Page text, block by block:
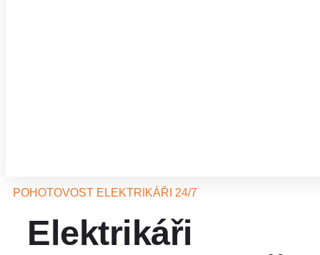
POHOTOVOST ELEKTRIKÁŘI 24/7
Elektrikáři